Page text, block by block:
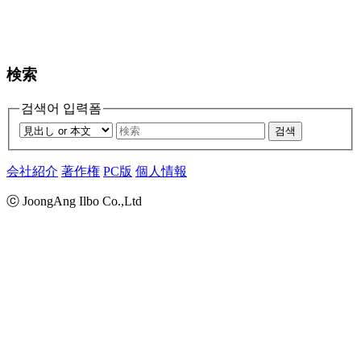
検索
검색어 입력폼
검색
会社紹介 著作権 PC版 個人情報
ⓒ JoongAng Ilbo Co.,Ltd